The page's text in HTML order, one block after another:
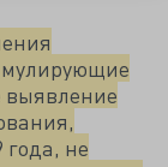
выявление
года, не